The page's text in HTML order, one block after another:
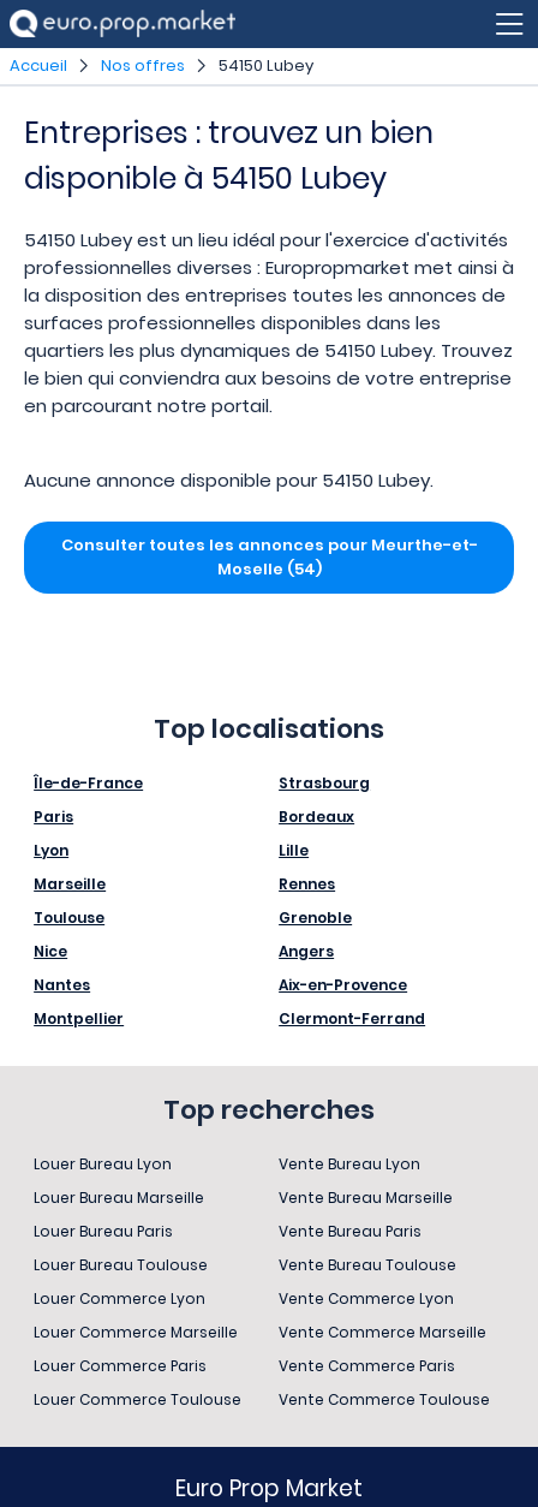
Accueil Nos offres 54150 Lubey
Entreprises : trouvez un bien
disponible à 54150 Lubey
54150 Lubey est un lieu idéal pour l'exercice d'activités
professionnelles diverses : Europropmarket met ainsi à
la disposition des entreprises toutes les annonces de
surfaces professionnelles disponibles dans les
quartiers les plus dynamiques de 54150 Lubey. Trouvez
le bien qui conviendra aux besoins de votre entreprise
en parcourant notre portail.
Aucune annonce disponible pour 54150 Lubey.
Consulter toutes les annonces pour Meurthe-et-
Moselle (54)
Top localisations
Île-de-France
Paris
Lyon
Marseille
Toulouse
Nice
Nantes
Montpellier
Strasbourg
Bordeaux
Lille
Rennes
Grenoble
Angers
Aix-en-Provence
Clermont-Ferrand
Top recherches
Louer Bureau Lyon
Louer Bureau Marseille
Louer Bureau Paris
Louer Bureau Toulouse
Louer Commerce Lyon
Louer Commerce Marseille
Louer Commerce Paris
Louer Commerce Toulouse
Vente Bureau Lyon
Vente Bureau Marseille
Vente Bureau Paris
Vente Bureau Toulouse
Vente Commerce Lyon
Vente Commerce Marseille
Vente Commerce Paris
Vente Commerce Toulouse
Euro Prop Market